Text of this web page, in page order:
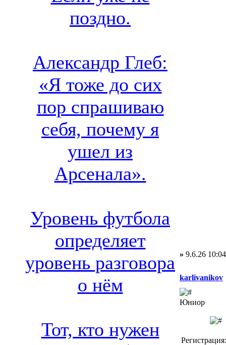
поздно.
Александр Глеб:
«Я тоже до сих
пор спрашиваю
себя, почему я
ушел из
Арсенала».
Уровень футбола
определяет
уровень разговора
о нём
Тот, кто нужен
» 9.6.26 10:04
karlivanikov
Юниор
Регистрация: